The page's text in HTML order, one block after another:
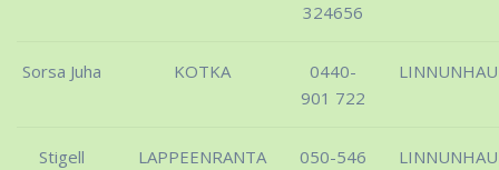
324656
Sorsa Juha KOTKA
0440-
901 722
Stigell
LAPPEENRANTA
050-546